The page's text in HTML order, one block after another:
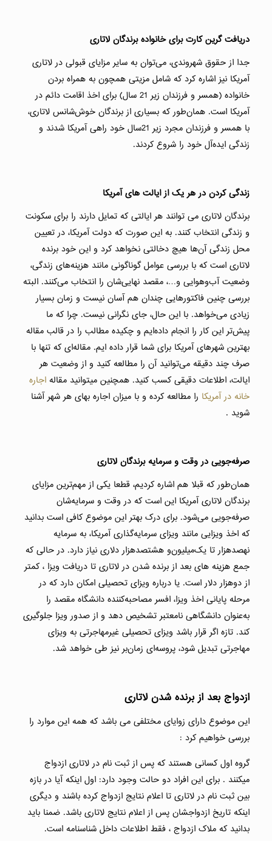
دریافت گرین کارت برای خانواده برندگان لاتاری
جدا از حقوق شهروندی، می‌توان به سایر مزایای قبولی در لاتاری
آمریکا نیز اشاره کرد که شامل مزیتی همچون به همراه‌ بردن
خانواده (همسر و فرزندان زیر 21 سال) برای اخذ اقامت دائم در
آمریکا است. همان‌طور که بسیاری از برندگان خوش‌شانس لاتاری،
با همسر و فرزندان مجرد زیر 21سال خود راهی آمریکا شدند و
زندگی ایده‌آل خود را شروع کردند.
زندگی کردن در هر یک از ایالت های آمریکا
برندگان لاتاری می توانند هر ایالتی که تمایل دارند را برای سکونت
و زندگی انتخاب کنند. به این صورت که دولت آمریکا، در تعیین
محل زندگی آن‌ها هیچ دخالتی نخواهد کرد و این خود برنده
لاتاری است که با بررسی عوامل گوناگونی مانند هزینه‌های زندگی،
وضعیت آب‌وهوایی و…، مقصد نهایی‌شان را انتخاب می‌کنند. البته
بررسی چنین فاکتورهایی چندان هم آسان نیست و زمان بسیار
زیادی می‌خواهد. با این حال، جای نگرانی نیست. چرا که ما
پیش‌تر این کار را انجام داده‌ایم و چکیده مطالب را در قالب مقاله
بهترین شهرهای آمریکا برای شما قرار داده ایم. مقاله‌ای که تنها با
صرف چند دقیقه می‌توانید آن را مطالعه کنید و از وضعیت هر
ایالت، اطلاعات دقیقی کسب کنید. همچنین میتوانید مقاله اجاره
خانه در آمریکا را مطالعه کرده و با میزان اجاره بهای هر شهر آشنا
شوید .
صرفه‌جویی در وقت و سرمایه برندگان لاتاری
همان‌طور که قبلا هم اشاره کردیم، قطعا یکی از مهم‌ترین مزایای
برندگان لاتاری آمریکا این است که در وقت و سرمایه‌شان
صرفه‌جویی می‌شود. برای درک بهتر این موضوع کافی است بدانید
که اخذ ویزایی مانند ویزای سرمایه‌گذاری آمریکا، به سرمایه
نهصدهزار تا یک‌میلیون‌و هشتصدهزار دلاری نیاز دارد. در حالی که
جمع هزینه های بعد از برنده شدن در لاتاری تا دریافت ویزا ، کمتر
از دوهزار دلار است. یا درباره ویزای تحصیلی امکان دارد که در
مرحله پایانی اخذ ویزا، افسر مصاحبه‌کننده دانشگاه مقصد را
به‌عنوان دانشگاهی نامعتبر تشخیص دهد و از صدور ویزا جلوگیری
کند. تازه اگر قرار باشد ویزای تحصیلی غیرمهاجرتی به ویزای
مهاجرتی تبدیل شود، پروسه‌ای زمان‌بر نیز طی خواهد شد.
ازدواج بعد از برنده شدن لاتاری
این موضوع دارای زوایای مختلفی می باشد که همه این موارد را
بررسی خواهیم کرد :
گروه اول کسانی هستند که پس از ثبت نام در لاتاری ازدواج
میکنند . برای این افراد دو حالت وجود دارد: اول اینکه آیا در بازه
بین ثبت نام در لاتاری تا اعلام نتایج ازدواج کرده باشند و دیگری
اینکه تاریخ ازدواجشان پس از اعلام نتایج لاتاری باشد. ضمنا باید
بدانید که ملاک ازدواج ، فقط اطلاعات داخل شناسنامه است.